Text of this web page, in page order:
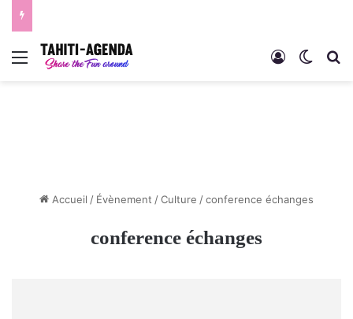
Menu Connexion
Accueil / Évènement /Culture /conference échanges
conference échanges